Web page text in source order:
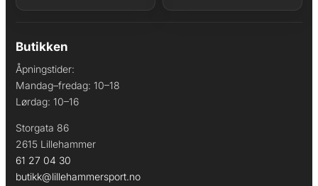
Butikken
Åpningstider:
Mandag–fredag: 10–18
Lørdag: 10–16
Storgata 86
2615 Lillehammer
61 27 04 30
butikk@lillehammersport.no